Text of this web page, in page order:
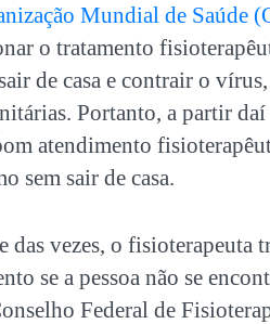
Mundial de Saúde
o tratamento
de casa e contrair o
Portanto, a partir daí
atendimento
sem sair de casa.
das vezes, o fisioterapeuta
se a pessoa não se
Federal de